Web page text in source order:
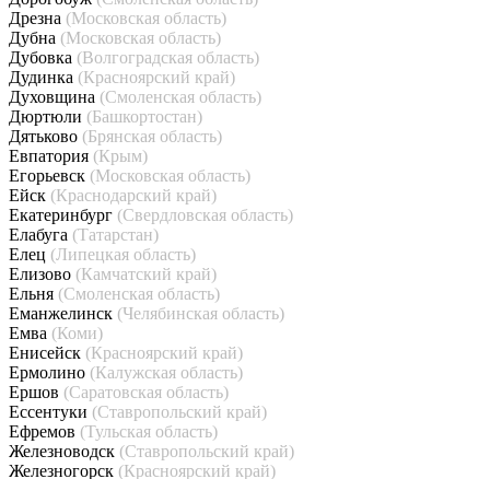
Дрезна (Московская область)
Дубна (Московская область)
Дубовка (Волгоградская область)
Дудинка (Красноярский край)
Духовщина (Смоленская область)
Дюртюли (Башкортостан)
Дятьково (Брянская область)
Евпатория (Крым)
Егорьевск (Московская область)
Ейск (Краснодарский край)
Екатеринбург (Свердловская область)
Елабуга (Татарстан)
Елец (Липецкая область)
Елизово (Камчатский край)
Ельня (Смоленская область)
Еманжелинск (Челябинская область)
Емва (Коми)
Енисейск (Красноярский край)
Ермолино (Калужская область)
Ершов (Саратовская область)
Ессентуки (Ставропольский край)
Ефремов (Тульская область)
Железноводск (Ставропольский край)
Железногорск (Красноярский край)